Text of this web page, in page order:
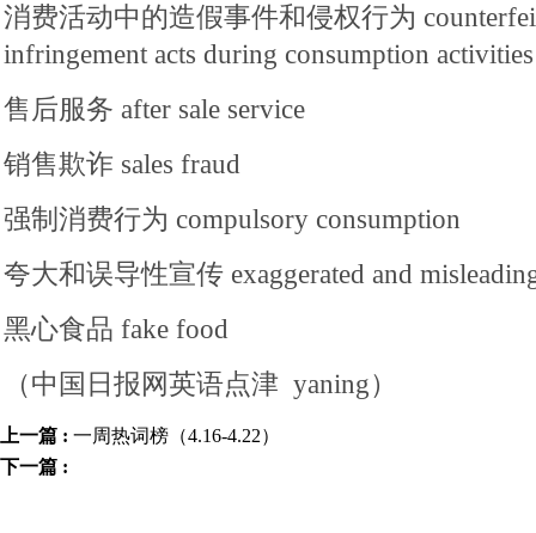
消费活动中的造假事件和侵权行为
infringement acts during consumption activities
售后服务 after sale service
销售欺诈 sales fraud
强制消费行为 compulsory consumption
夸大和误导性宣传 exaggerated and
黑心食品 fake food
（中国日报网英语点津 yaning）
上一篇 : 一周热词榜（4.16-4.22）
下一篇 :